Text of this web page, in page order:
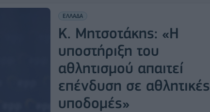
ΕΛΛΑΔΑ
Κ. Μητσοτάκης: «Η
υποστήριξη του
αθλητισμού απαιτεί
επένδυση σε αθλητικές
υποδομές»